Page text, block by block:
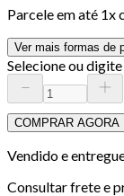
Parcele em até 1x
Ver mais formas de
Selecione ou
COMPRAR AGORA
Vendido e
Consultar frete e